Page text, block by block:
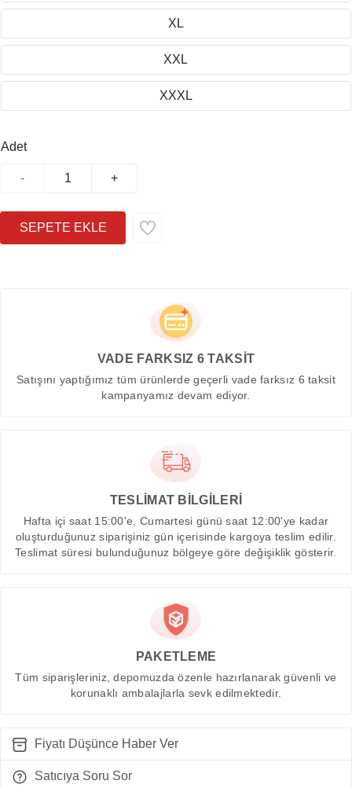
XL
XXL
XXXL
Adet
- +
VADE FARKSIZ 6 TAKSİT
Satışını yaptığımız tüm ürünlerde geçerli vade farksız 6 taksit
kampanyamız devam ediyor.
TESLİMAT BİLGİLERİ
Hafta içi saat 15:00'e, Cumartesi günü saat 12:00'ye kadar
oluşturduğunuz siparişiniz gün içerisinde kargoya teslim edilir.
Teslimat süresi bulunduğunuz bölgeye göre değişiklik gösterir.
PAKETLEME
Tüm siparişleriniz, depomuzda özenle hazırlanarak güvenli ve
korunaklı ambalajlarla sevk edilmektedir.
Fiyatı Düşünce Haber Ver
Satıcıya Soru Sor